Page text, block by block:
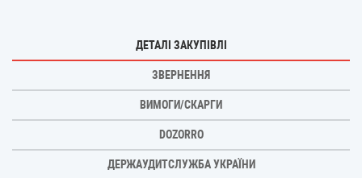
ДЕТАЛІ ЗАКУПІВЛІ
ЗВЕРНЕННЯ
ВИМОГИ/СКАРГИ
DOZORRO
ДЕРЖАУДИТСЛУЖБА УКРАЇНИ